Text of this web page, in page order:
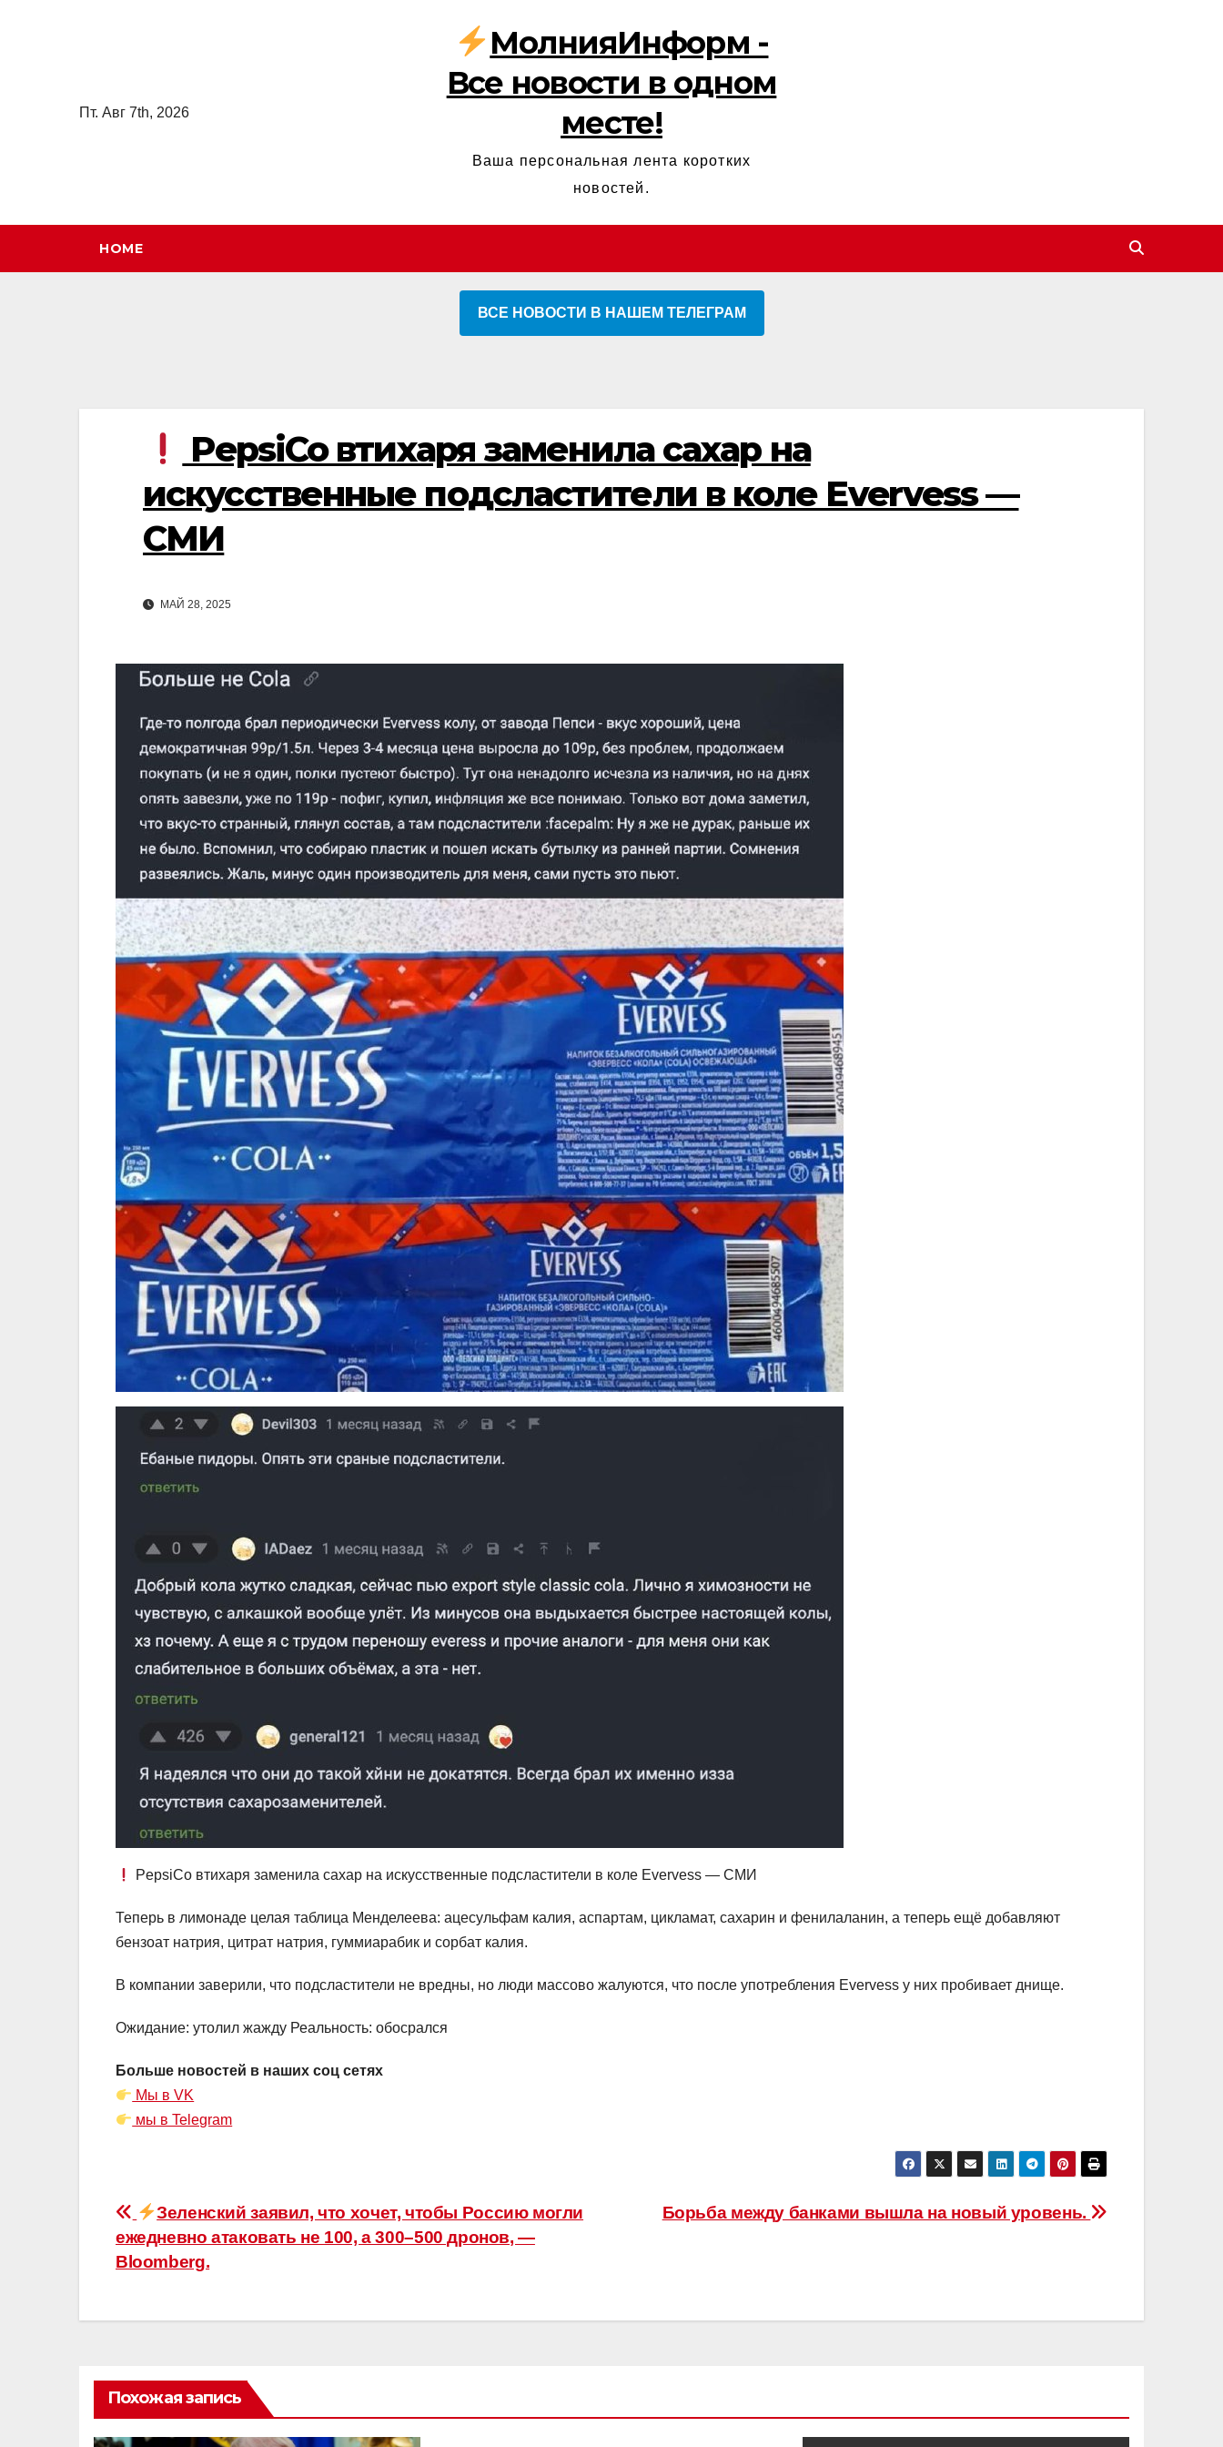
Пт. Авг 7th, 2026
МолнияИнформ -
Все новости в одном
месте!
Ваша персональная лента коротких
новостей.
HOME
ВСЕ НОВОСТИ В НАШЕМ ТЕЛЕГРАМ
PepsiCo втихаря заменила сахар на
искусственные подсластители в коле Evervess —
СМИ
МАЙ 28, 2025
PepsiCo втихаря заменила сахар на искусственные подсластители в коле Evervess — СМИ
Теперь в лимонаде целая таблица Менделеева: ацесульфам калия, аспартам, цикламат, сахарин и фенилаланин, а теперь ещё добавляют
бензоат натрия, цитрат натрия, гуммиарабик и сорбат калия.
В компании заверили, что подсластители не вредны, но люди массово жалуются, что после употребления Evervess у них пробивает днище.
Ожидание: утолил жажду Реальность: обосрался
Больше новостей в наших соц сетях
Мы в VK
мы в Telegram
Навигация
по
Борьба между банками вышла на новый уровень.
Зеленский заявил, что хочет, чтобы Россию могли
ежедневно атаковать не 100, а 300–500 дронов, —
Bloomberg.
Похожая запись